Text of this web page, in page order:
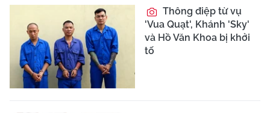
Thông điệp từ vụ
'Vua Quạt', Khánh 'Sky'
và Hồ Văn Khoa bị khởi
tố